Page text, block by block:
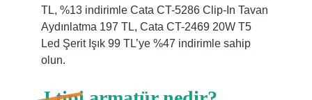
TL, %13 indirimle Cata CT-5286 Clip-In Tavan
Aydınlatma 197 TL, Cata CT-2469 20W T5
Led Şerit Işık 99 TL’ye %47 indirimle sahip
olun.